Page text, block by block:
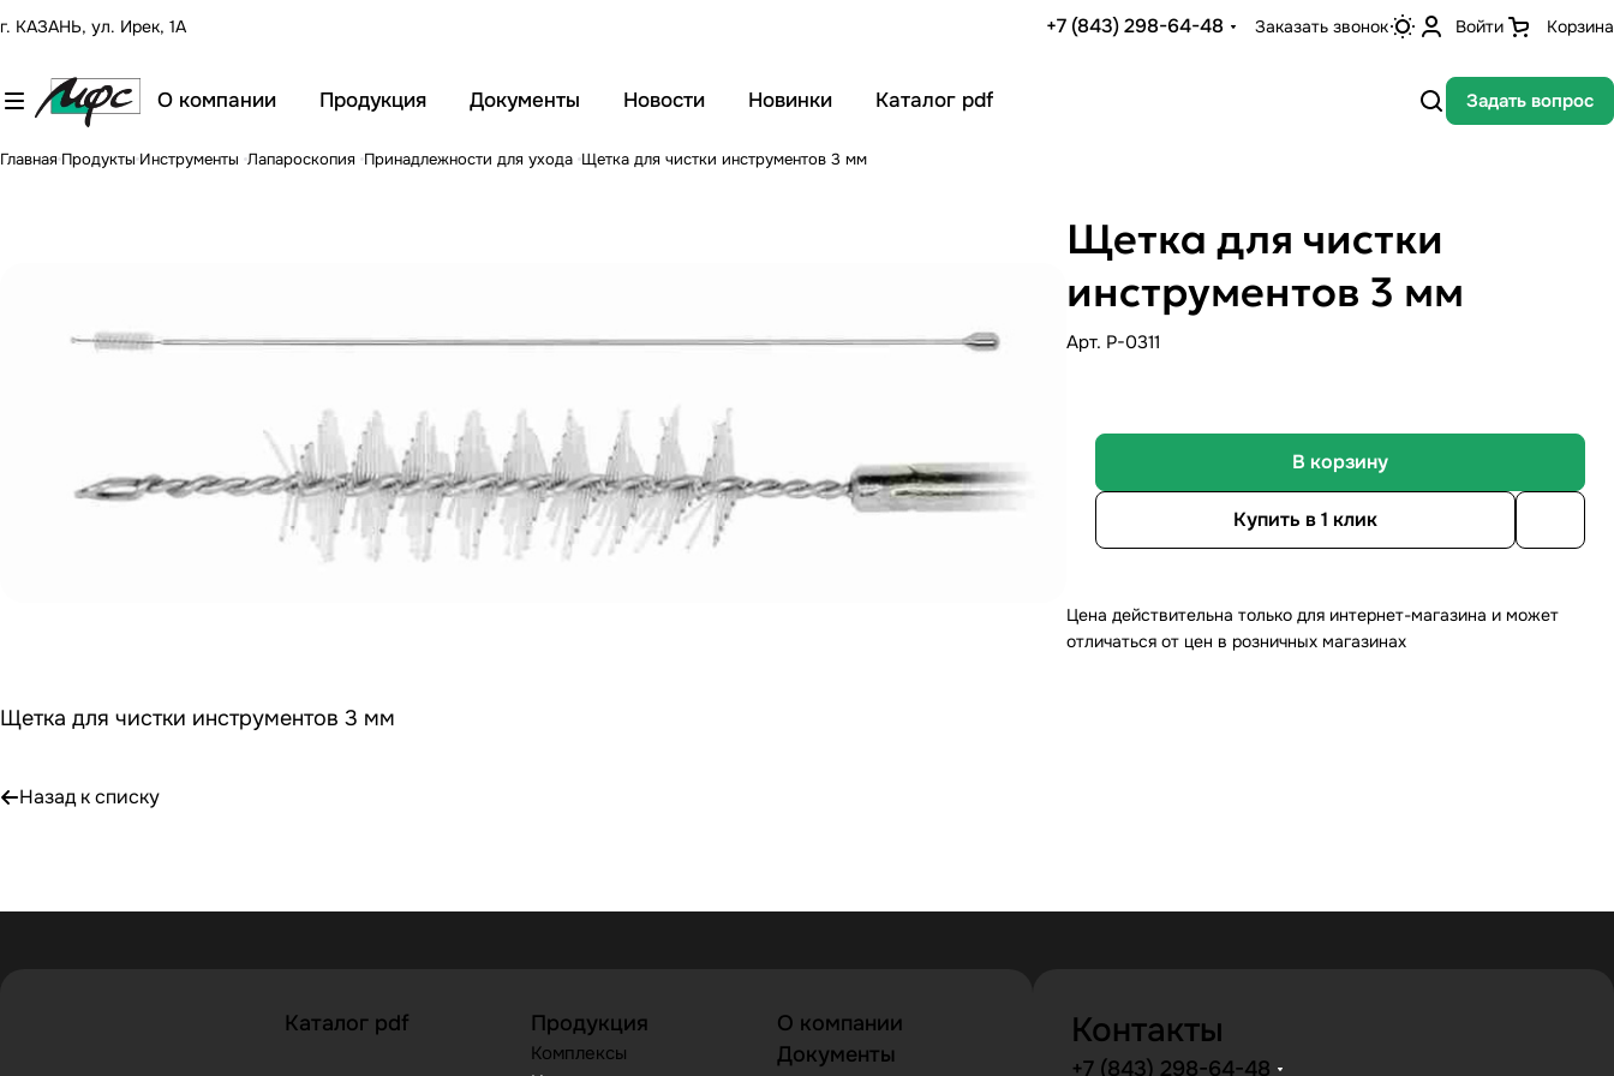
г. КАЗАНЬ, ул. Ирек, 1А +7 (843) 298-64-48 Заказать звонок Войти Корзина
О компании Продукция Документы Новости Новинки Каталог pdf Задать вопрос
Главная Продукты Инструменты Лапароскопия Принадлежности для ухода Щетка для чистки инструментов 3 мм
Щетка для чистки
инструментов 3 мм
Арт. P-0311
В корзину
Купить в 1 клик
Цена действительна только для интернет-магазина и может
отличаться от цен в розничных магазинах
Щетка для чистки инструментов 3 мм
Назад к списку
Каталог pdf Продукция
Комплексы
О компании
Документы
Контакты
+7 (843) 298-64-48